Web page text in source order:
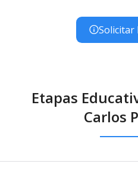
Solicitar
Etapas
Carlos